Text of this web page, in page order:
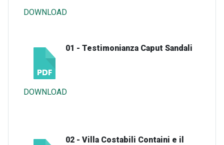
DOWNLOAD
01 - Testimonianza Caput Sandali
DOWNLOAD
02 - Villa Costabili Containi e il